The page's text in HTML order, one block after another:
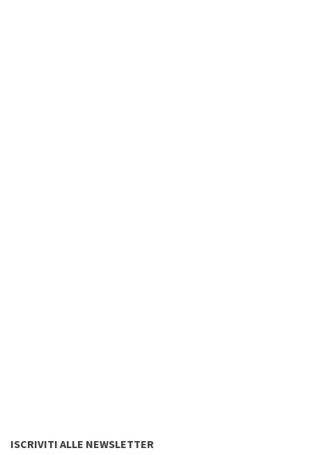
ISCRIVITI ALLE NEWSLETTER